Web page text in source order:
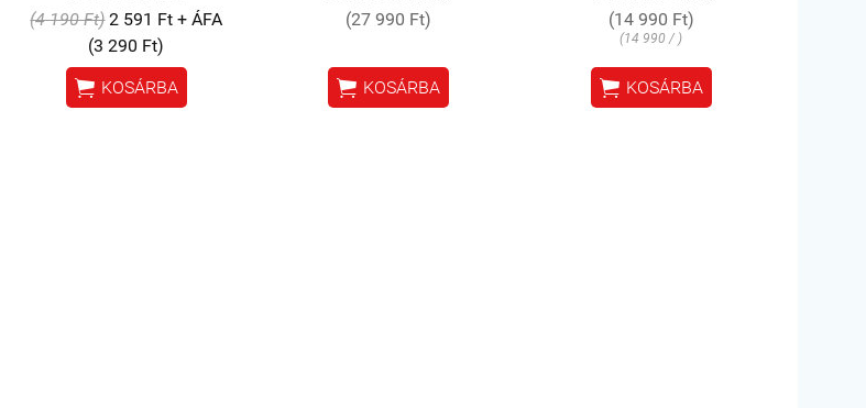
(4 190 Ft) 2 591 Ft + ÁFA
(3 290 Ft)
 KOSÁRBA
(27 990 Ft)
 KOSÁRBA
(14 990 Ft)
(14 990 / )
 KOSÁRBA